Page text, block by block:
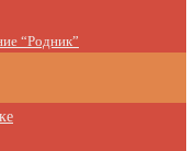
“Родник”